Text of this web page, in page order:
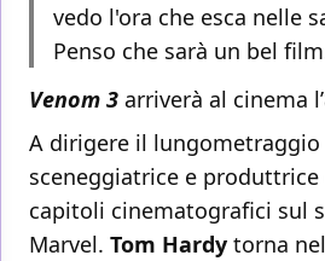
vedo l'ora che esca nelle
Penso che sarà un bel
Venom 3 arriverà al cinema
A dirigere il lungometraggio
sceneggiatrice e
capitoli cinematografici sul
Marvel. Tom Hardy torna